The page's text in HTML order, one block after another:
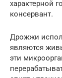
характерной
консервант.
Дрожжи
являются
эти